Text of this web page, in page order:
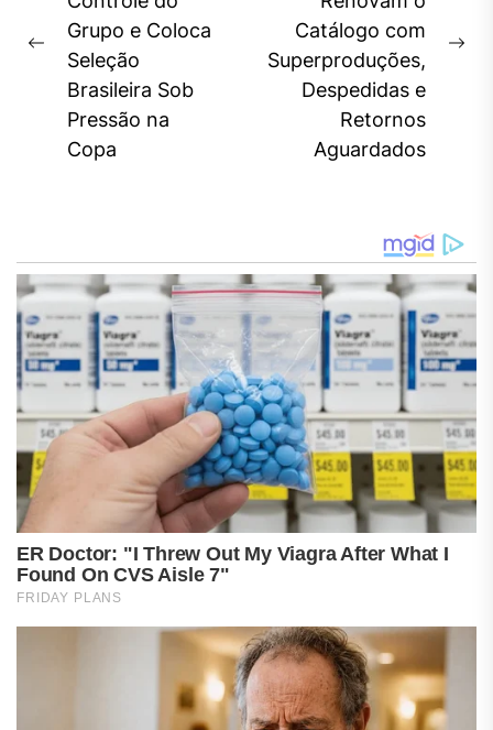
Post
Previous
post:
Grupo e Coloca
Seleção
Brasileira Sob
Pressão na
Copa
Catálogo com
Superproduções,
Despedidas e
Retornos
Aguardados